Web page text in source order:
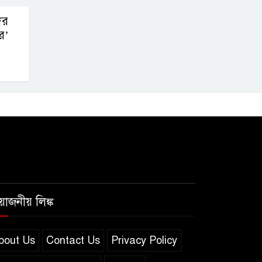
লিঙ্ক
Us Contact Us Privacy Policy